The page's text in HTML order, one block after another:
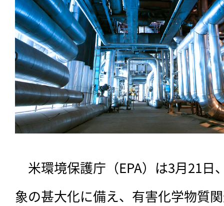
米環境保護庁（EPA）は3月21日
象の甚大化に備え、有害化学物質